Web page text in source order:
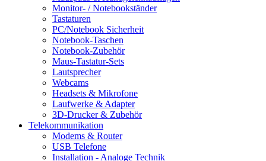
Monitor- / Notebookständer
Tastaturen
PC/Notebook Sicherheit
Notebook-Taschen
Notebook-Zubehör
Maus-Tastatur-Sets
Lautsprecher
Webcams
Headsets & Mikrofone
Laufwerke & Adapter
3D-Drucker & Zubehör
Telekommunikation
Modems & Router
USB Telefone
Installation - Analoge Technik